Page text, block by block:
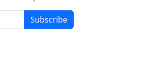
Subscribe